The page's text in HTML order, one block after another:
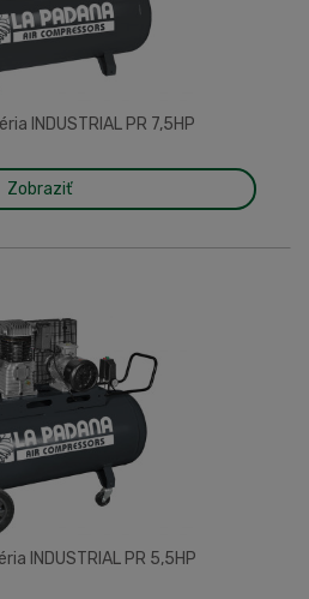
INDUSTRIAL PR 7,5HP
Zobraziť
INDUSTRIAL PR 5,5HP